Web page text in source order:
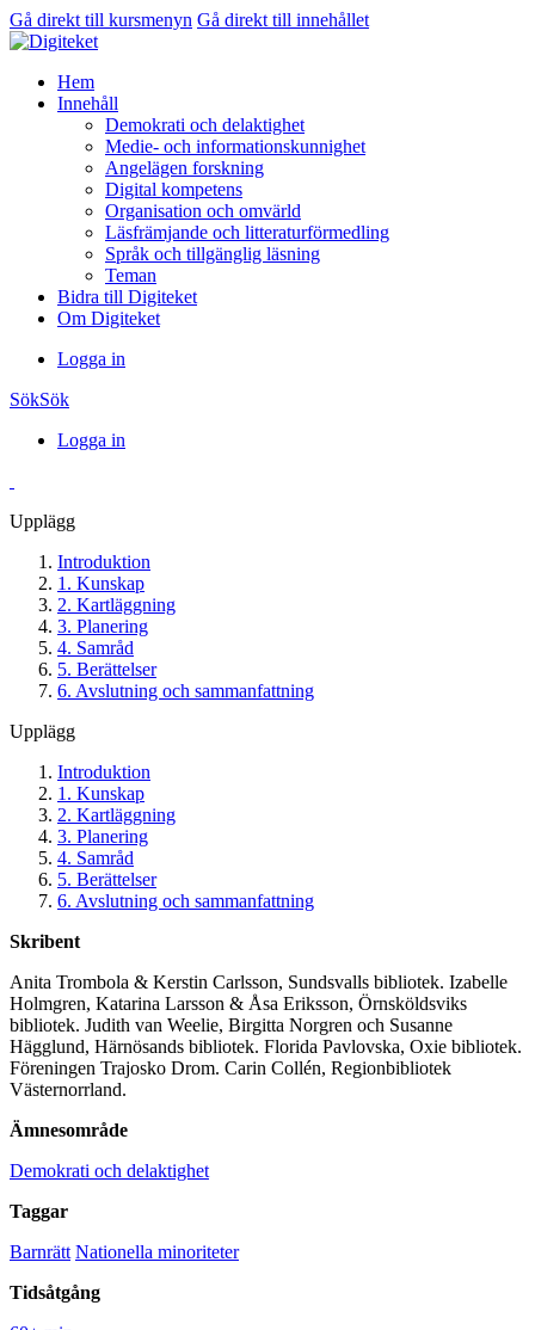
Gå direkt till kursmenyn Gå direkt till innehållet
Hem
Innehåll
Demokrati och delaktighet
Medie- och informationskunnighet
Angelägen forskning
Digital kompetens
Organisation och omvärld
Läsfrämjande och litteraturförmedling
Språk och tillgänglig läsning
Teman
Bidra till Digiteket
Om Digiteket
Logga in
SökSök
Logga in
Upplägg
Introduktion
1. Kunskap
2. Kartläggning
3. Planering
4. Samråd
5. Berättelser
6. Avslutning och sammanfattning
Upplägg
Introduktion
1. Kunskap
2. Kartläggning
3. Planering
4. Samråd
5. Berättelser
6. Avslutning och sammanfattning
Skribent
Anita Trombola & Kerstin Carlsson, Sundsvalls bibliotek. Izabelle
Holmgren, Katarina Larsson & Åsa Eriksson, Örnsköldsviks
bibliotek. Judith van Weelie, Birgitta Norgren och Susanne
Hägglund, Härnösands bibliotek. Florida Pavlovska, Oxie bibliotek.
Föreningen Trajosko Drom. Carin Collén, Regionbibliotek
Västernorrland.
Ämnesområde
Demokrati och delaktighet
Taggar
Barnrätt Nationella minoriteter
Tidsåtgång